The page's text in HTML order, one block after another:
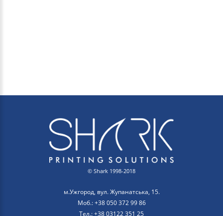
© Shark 1998-2018
м.Ужгород, вул. Жупанатська, 15.
Моб.: +38 050 372 99 86
Тел.: +38 03122 351 25